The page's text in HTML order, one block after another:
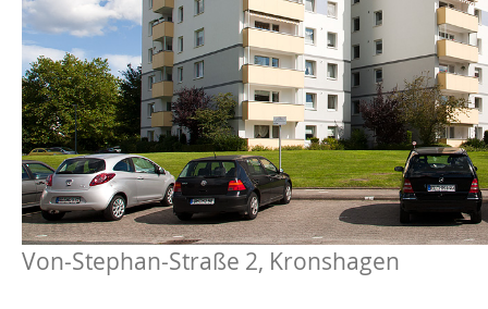
Von-Stephan-Straße 2, Kronshagen